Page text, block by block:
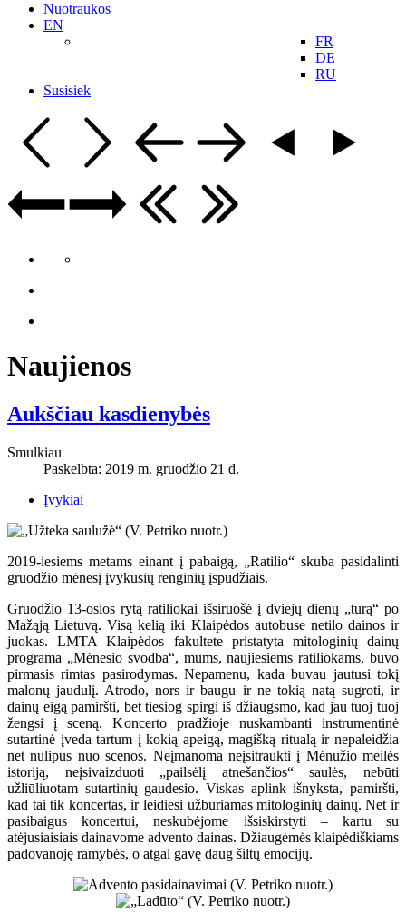
Nuotraukos
EN
FR
DE
RU
Susisiek
Naujienos
Aukščiau kasdienybės
Smulkiau
Paskelbta: 2019 m. gruodžio 21 d.
Įvykiai
2019-iesiems metams einant į pabaigą, „Ratilio“ skuba pasidalinti
gruodžio mėnesį įvykusių renginių įspūdžiais.
Gruodžio 13-osios rytą ratiliokai išsiruošė į dviejų dienų „turą“ po
Mažąją Lietuvą. Visą kelią iki Klaipėdos autobuse netilo dainos ir
juokas. LMTA Klaipėdos fakultete pristatyta mitologinių dainų
programa „Mėnesio svodba“, mums, naujiesiems ratiliokams, buvo
pirmasis rimtas pasirodymas. Nepamenu, kada buvau jautusi tokį
malonų jaudulį. Atrodo, nors ir baugu ir ne tokią natą sugroti, ir
dainų eigą pamiršti, bet tiesiog spirgi iš džiaugsmo, kad jau tuoj tuoj
žengsi į sceną. Koncerto pradžioje nuskambanti instrumentinė
sutartinė įveda tartum į kokią apeigą, magišką ritualą ir nepaleidžia
net nulipus nuo scenos. Neįmanoma neįsitraukti į Mėnužio meilės
istoriją, neįsivaizduoti „pailsėlį atnešančios“ saulės, nebūti
užliūliuotam sutartinių gaudesio. Viskas aplink išnyksta, pamiršti,
kad tai tik koncertas, ir leidiesi užburiamas mitologinių dainų. Net ir
pasibaigus koncertui, neskubėjome išsiskirstyti – kartu su
atėjusiaisiais dainavome advento dainas. Džiaugėmės klaipėdiškiams
padovanoję ramybės, o atgal gavę daug šiltų emocijų.